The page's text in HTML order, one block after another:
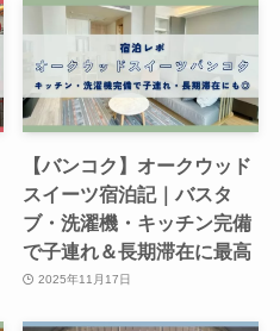
【バンコク】オークウッド
スイーツ宿泊記｜バスタ
ブ・洗濯機・キッチン完備
で子連れ＆長期滞在に最高
2025年11月17日